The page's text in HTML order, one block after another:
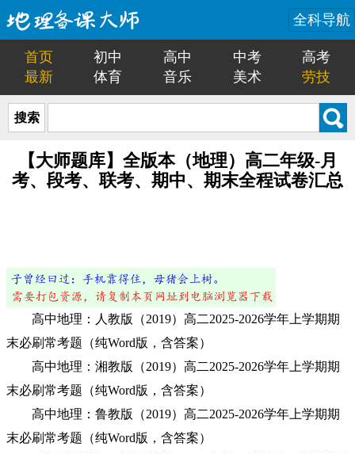
全科导航
首页 初中 高中 中考
高考
最新
体育 音乐 美术 劳技
搜索
【大师题库】全版本（地理）高二年级-月
考、段考、联考、期中、期末全程试卷汇总
高中地理：人教版（2019）高二2025-2026学年上学期期
末必刷常考题（纯Word版，含答案）
高中地理：湘教版（2019）高二2025-2026学年上学期期
末必刷常考题（纯Word版，含答案）
高中地理：鲁教版（2019）高二2025-2026学年上学期期
末必刷常考题（纯Word版，含答案）